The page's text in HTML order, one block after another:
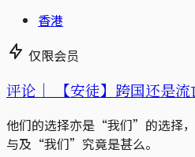
香港
仅限会员
评论｜ 【安徒】跨国还是
他们的选择亦是“我们”的选择，
与及“我们”究竟是甚么。